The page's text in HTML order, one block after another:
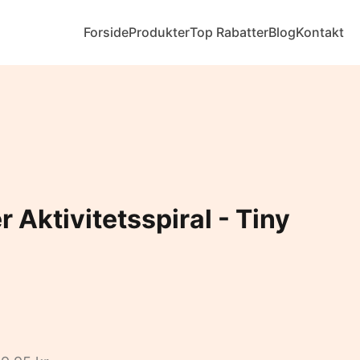
ForsideProdukterTop RabatterBlogKontakt
Aktivitetsspiral - Tiny